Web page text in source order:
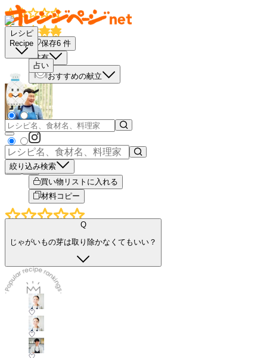
レシピ
Recipe
占い
絞り込み検索
保存6 件
共有
おすすめの献立
－
＋
買い物リストに入れる
材料コピー
Q
じゃがいもの芽は取り除かなくてもいい？